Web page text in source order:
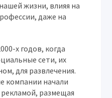
жизни, влияя на
даже на
х годов, когда
сети, их
для развлечения.
компании начали
размещая